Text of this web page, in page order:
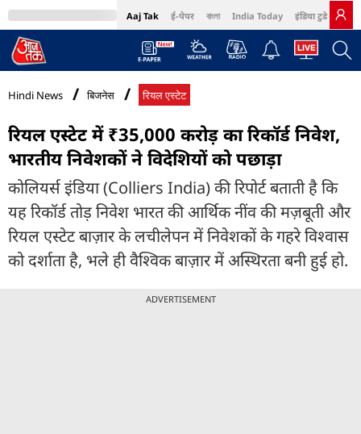
Aaj Tak ई-पेपर বাংলা India Today इंडिया टुडे हिंदी
MumbaiTak Cosmopolitan Harper's Bazaar Northeast
Hindi News बिजनेस रियल एस्टेट
रियल एस्टेट में ₹35,000 करोड़ का रिकॉर्ड निवेश,
भारतीय निवेशकों ने विदेशियों को पछाड़ा
कोलियर्स इंडिया (Colliers India) की रिपोर्ट बताती है कि
यह रिकॉर्ड तोड़ निवेश भारत की आर्थिक नींव की मज़बूती और
रियल एस्टेट बाज़ार के लचीलेपन में निवेशकों के गहरे विश्वास
को दर्शाता है, भले ही वैश्विक बाज़ार में अस्थिरता बनी हुई हो.
ADVERTISEMENT